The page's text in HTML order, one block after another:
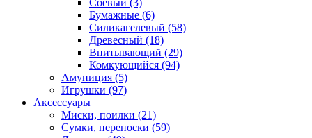
Соевый (3)
Бумажные (6)
Силикагелевый (58)
Древесный (18)
Впитывающий (29)
Комкующийся (94)
Амуниция (5)
Игрушки (97)
Аксессуары
Миски, поилки (21)
Сумки, переноски (59)